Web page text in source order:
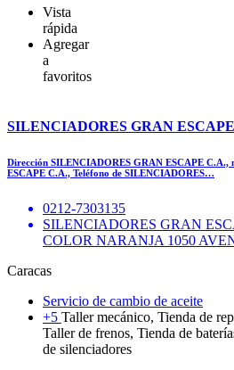
Vista
rápida
Agregar
a
favoritos
SILENCIADORES GRAN
Dirección SILENCIADORES GRAN ESCAPE C.A.,
ESCAPE C.A., Teléfono de SILENCIADORES…
0212-7303135
SILENCIADORES GRAN
COLOR NARANJA 1050
Caracas
Servicio de cambio de aceite
+5 Taller mecánico, Tienda de
Taller de frenos, Tienda de
de silenciadores